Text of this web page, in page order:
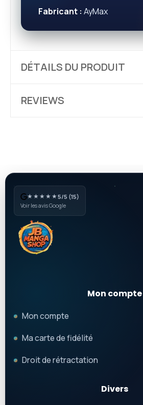
Fabricant : AyMax
DÉTAILS DU PRODUIT
REVIEWS
★★★★★5/5 (15)
Voir les avis Google
Mon compte
Mon compte
Ma carte de fidélité
Droit de rétractation
Divers